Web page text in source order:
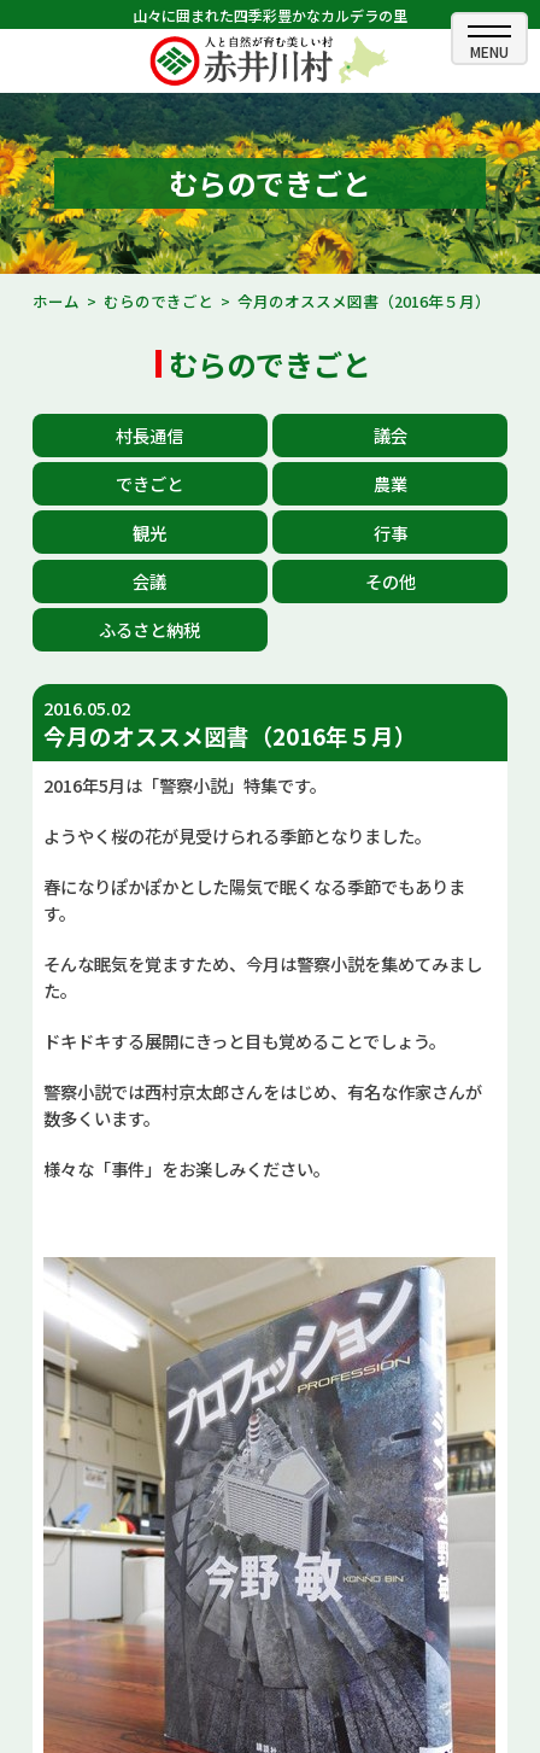
山々に囲まれた四季彩豊かなカルデラの里
ホーム
むらのできごと
むらのプロフィール
くらしの情報
観光・イベント情報
あかいがわ広報
お問い合せ
Select Language
むらのできごと
ホーム むらのできごと 今月のオススメ図書（2016年５月）
むらのできごと
村長通信
議会
できごと
農業
観光
行事
会議
その他
ふるさと納税
2016.05.02
今月のオススメ図書（2016年５月）
2016年5月は「警察小説」特集です。
ようやく桜の花が見受けられる季節となりました。
春になりぽかぽかとした陽気で眠くなる季節でもありま
す。
そんな眠気を覚ますため、今月は警察小説を集めてみまし
た。
ドキドキする展開にきっと目も覚めることでしょう。
警察小説では西村京太郎さんをはじめ、有名な作家さんが
数多くいます。
様々な「事件」をお楽しみください。